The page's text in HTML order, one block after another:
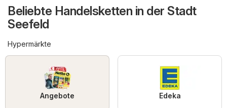
Beliebte Handelsketten in der Stadt
Seefeld
Hypermärkte
Angebote Edeka